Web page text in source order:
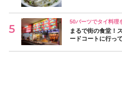
50バーツでタイ料理
まるで街の食堂！
ードコートに行っ